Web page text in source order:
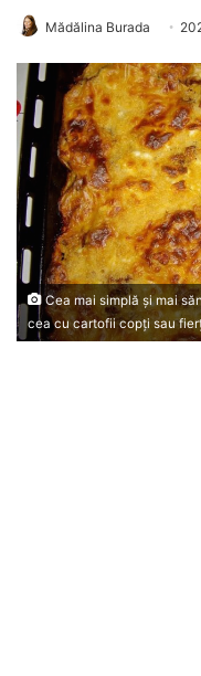
Mădălina Burada
Cea mai simplă și mai
cea cu cartofii copți sau